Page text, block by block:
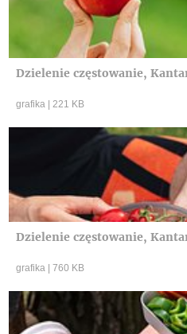
Dzielenie częstowanie,
grafika 221 KB
Dzielenie częstowanie,
grafika 760 KB